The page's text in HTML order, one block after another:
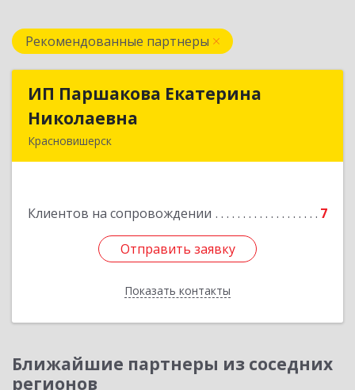
Рекомендованные партнеры
ИП Паршакова Екатерина
Николаевна
Красновишерск
Клиентов на сопровождении 7
Отправить заявку
Показать контакты
ИП Паршакова Екатерина
Подробнее
Отправить заявку
Назад
Ближайшие партнеры из соседних
регионов